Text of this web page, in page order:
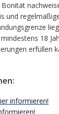
und
18
erfüllen
informieren!